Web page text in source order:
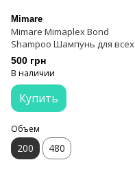
Mimare
Mimare Mimaplex Bond
Shampoo Шампунь для всех
типов волос 200 мл
500 грн
В наличии
Купить
Объем
200 480